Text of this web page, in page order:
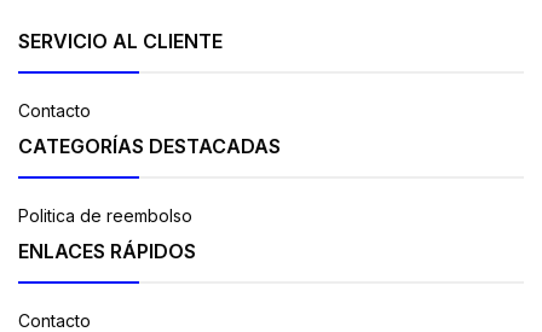
SERVICIO AL CLIENTE
Contacto
CATEGORÍAS DESTACADAS
Politica de reembolso
ENLACES RÁPIDOS
Contacto